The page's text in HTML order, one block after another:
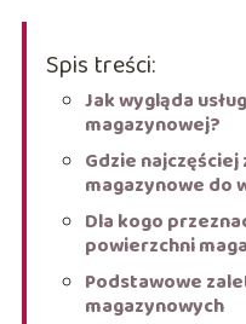
Spis treści:
Jak wygląda
magazynowej?
Gdzie
magazynowe do
Dla kogo
powierzchni
Podstawowe
magazynowych